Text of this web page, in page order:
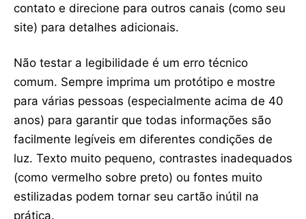
contato e direcione para outros canais (como seu
site) para detalhes adicionais.
Não testar a legibilidade é um erro técnico
comum. Sempre imprima um protótipo e mostre
para várias pessoas (especialmente acima de 40
anos) para garantir que todas informações são
facilmente legíveis em diferentes condições de
luz. Texto muito pequeno, contrastes inadequados
(como vermelho sobre preto) ou fontes muito
estilizadas podem tornar seu cartão inútil na
prática.